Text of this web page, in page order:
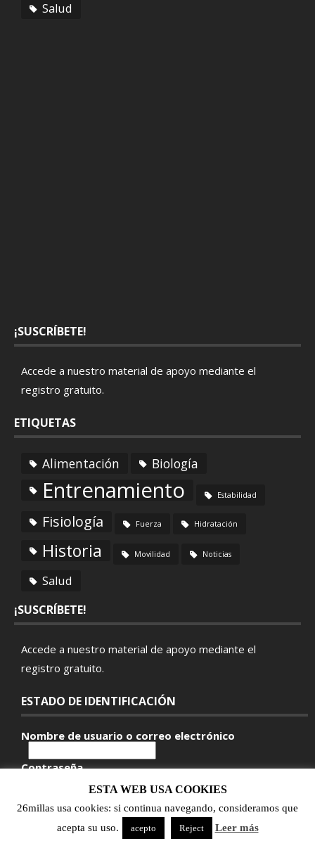
Salud
¡SUSCRÍBETE!
Accede a nuestro material de apoyo mediante el
registro gratuito.
ETIQUETAS
Alimentación Biología
Entrenamiento Estabilidad
Fisiología Fuerza Hidratación
Historia Movilidad Noticias
Salud
¡SUSCRÍBETE!
Accede a nuestro material de apoyo mediante el
registro gratuito.
ESTADO DE IDENTIFICACIÓN
Nombre de usuario o correo electrónico
Contraseña
¿Olvidó su clave?
© 2018 26millas ®
ESTA WEB USA COOKIES
26millas usa cookies: si continua navegando, consideramos que
acepta su uso.
acepto Reject Leer más